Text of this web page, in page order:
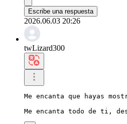
Escribe una respuesta
2026.06.03 20:26
twLizard300
Me encanta que hayas
Me encanta todo de ti,